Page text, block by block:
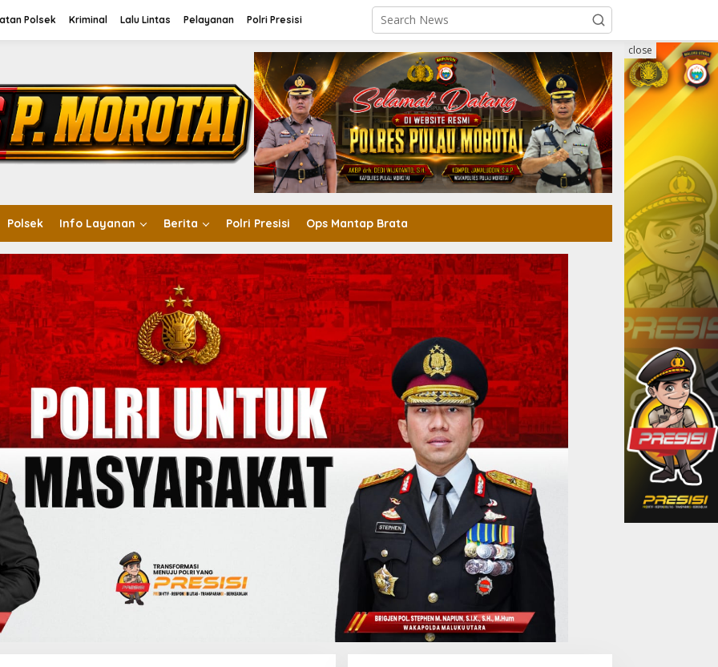
Polsek Kriminal Lalu Lintas Pelayanan Polri Presisi
Polsek Info Layanan Berita Polri Presisi Ops Mantap Brata
close